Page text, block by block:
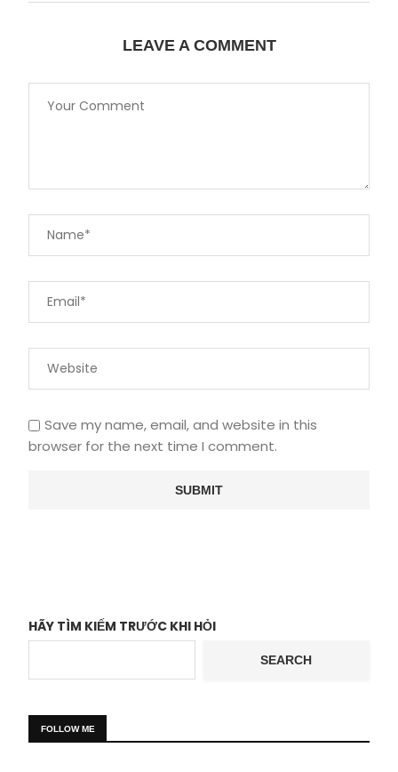
LEAVE A COMMENT
Save my name, email, and website in this
browser for the next time I comment.
HÃY TÌM KIẾM TRƯỚC KHI HỎI
SEARCH
FOLLOW ME